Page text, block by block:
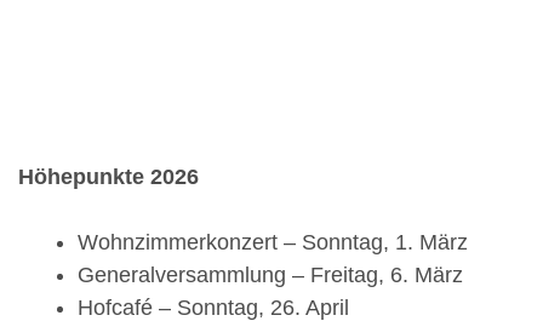
Höhepunkte 2026
Wohnzimmerkonzert – Sonntag, 1. März
Generalversammlung – Freitag, 6. März
Hofcafé – Sonntag, 26. April